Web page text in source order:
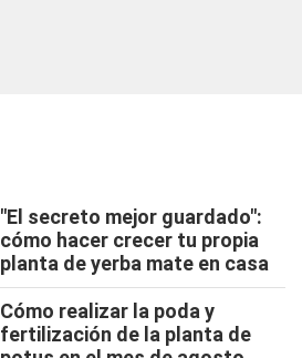
"El secreto mejor guardado":
cómo hacer crecer tu propia
planta de yerba mate en casa
Cómo realizar la poda y
fertilización de la planta de